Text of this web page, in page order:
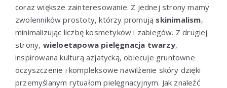
coraz większe zainteresowanie. Z jednej strony mamy
zwolenników prostoty, którzy promują skinimalism,
minimalizując liczbę kosmetyków i zabiegów. Z drugiej
strony, wieloetapowa pielęgnacja twarzy,
inspirowana kulturą azjatycką, obiecuje gruntowne
oczyszczenie i kompleksowe nawilżenie skóry dzięki
przemyślanym rytuałom pielęgnacyjnym. Jak znaleźć